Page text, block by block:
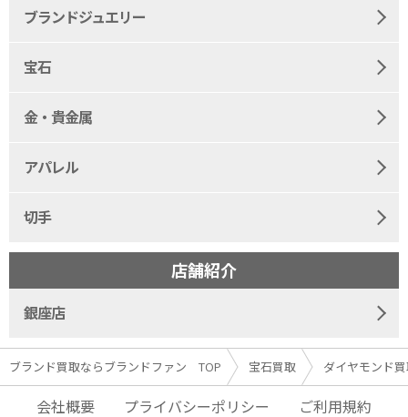
ブランド買取ならブランドファン TOP 宝石買取 ダイヤモンド
ブランドジュエリー
宝石
金・貴金属
アパレル
切手
店舗紹介
銀座店
会社概要 プライバシーポリシー ご利用規約